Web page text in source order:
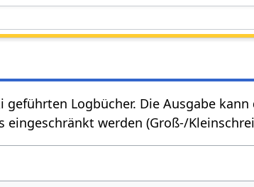
Logbücher. Die Ausgabe
werden (Groß-/